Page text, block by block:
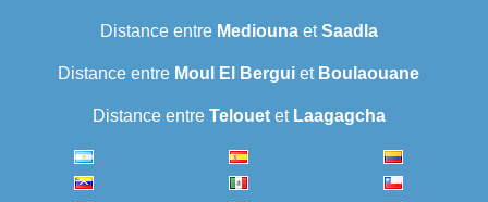
Distance entre MediounaetSaadla
Distance entre Moul El Bergui et Boulaouane
Distance entre Telouetet Laagagcha